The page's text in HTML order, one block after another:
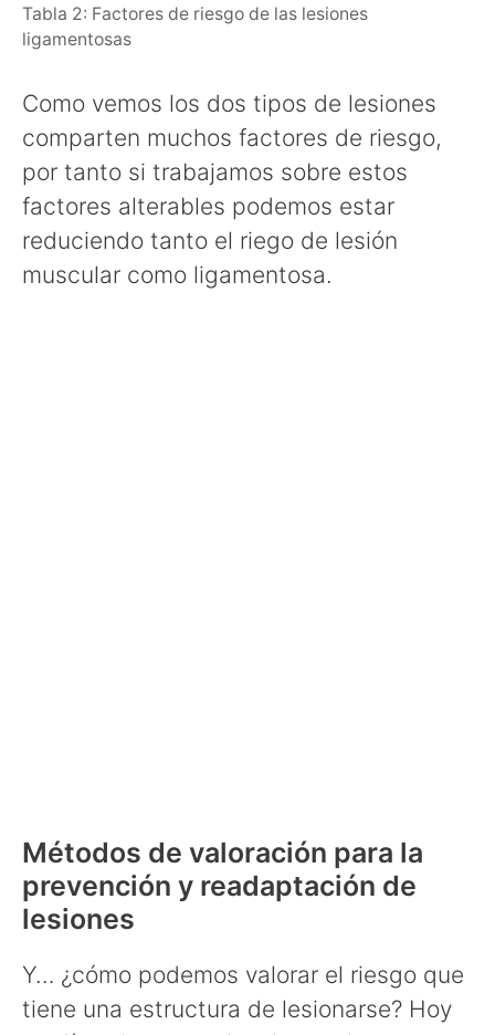
Tabla 2: Factores de riesgo de las lesiones
ligamentosas
Como vemos los dos tipos de lesiones
comparten muchos factores de riesgo,
por tanto si trabajamos sobre estos
factores alterables podemos estar
reduciendo tanto el riego de lesión
muscular como ligamentosa.
Métodos de valoración para la
prevención y readaptación de
lesiones
Y… ¿cómo podemos valorar el riesgo que
tiene una estructura de lesionarse? Hoy